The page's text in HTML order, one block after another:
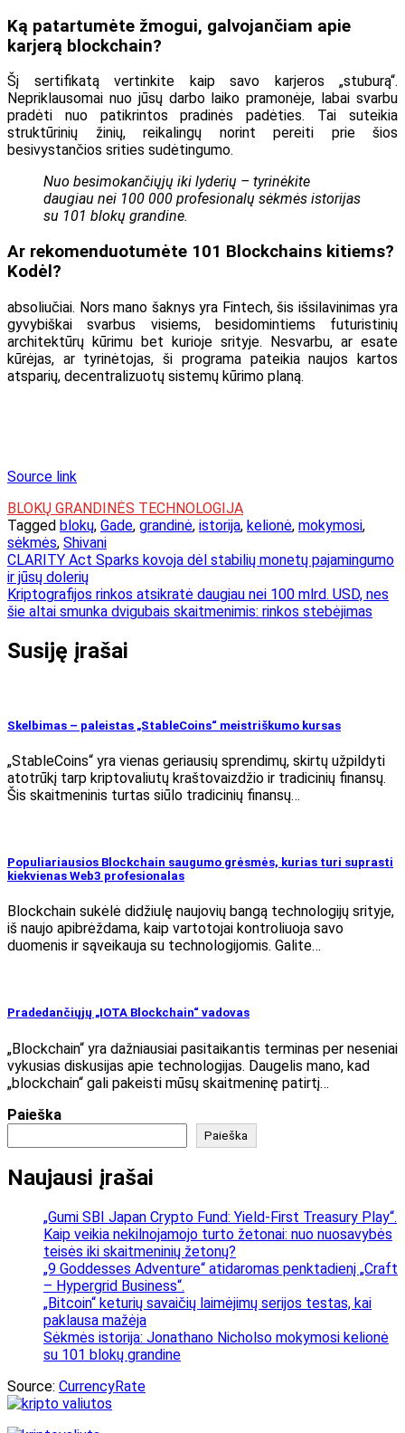
Ką patartumėte žmogui, galvojančiam apie
karjerą blockchain?
Šį sertifikatą vertinkite kaip savo karjeros „stuburą“.
Nepriklausomai nuo jūsų darbo laiko pramonėje, labai svarbu
pradėti nuo patikrintos pradinės padėties. Tai suteikia
struktūrinių žinių, reikalingų norint pereiti prie šios
besivystančios srities sudėtingumo.
Nuo besimokančiųjų iki lyderių – tyrinėkite
daugiau nei 100 000 profesionalų sėkmės istorijas
su 101 blokų grandine.
Ar rekomenduotumėte 101 Blockchains kitiems?
Kodėl?
absoliučiai. Nors mano šaknys yra Fintech, šis išsilavinimas yra
gyvybiškai svarbus visiems, besidomintiems futuristinių
architektūrų kūrimu bet kurioje srityje. Nesvarbu, ar esate
kūrėjas, ar tyrinėtojas, ši programa pateikia naujos kartos
atsparių, decentralizuotų sistemų kūrimo planą.
Source link
BLOKŲ GRANDINĖS TECHNOLOGIJA
Tagged blokų, Gade, grandinė, istorija, kelionė, mokymosi,
sėkmės, Shivani
Navigacija
tarp
įrašų
CLARITY Act Sparks kovoja dėl stabilių monetų pajamingumo
ir jūsų dolerių
Kriptografijos rinkos atsikratė daugiau nei 100 mlrd. USD, nes
šie altai smunka dvigubais skaitmenimis: rinkos stebėjimas
Susiję įrašai
Skelbimas – paleistas „StableCoins“ meistriškumo kursas
„StableCoins“ yra vienas geriausių sprendimų, skirtų užpildyti
atotrūkį tarp kriptovaliutų kraštovaizdžio ir tradicinių finansų.
Šis skaitmeninis turtas siūlo tradicinių finansų…
Populiariausios Blockchain saugumo grėsmės, kurias turi suprasti
kiekvienas Web3 profesionalas
Blockchain sukėlė didžiulę naujovių bangą technologijų srityje,
iš naujo apibrėždama, kaip vartotojai kontroliuoja savo
duomenis ir sąveikauja su technologijomis. Galite…
Pradedančiųjų „IOTA Blockchain“ vadovas
„Blockchain“ yra dažniausiai pasitaikantis terminas per neseniai
vykusias diskusijas apie technologijas. Daugelis mano, kad
„blockchain“ gali pakeisti mūsų skaitmeninę patirtį…
Paieška
Paieška
Naujausi įrašai
„Gumi SBI Japan Crypto Fund: Yield-First Treasury Play“.
Kaip veikia nekilnojamojo turto žetonai: nuo nuosavybės
teisės iki skaitmeninių žetonų?
„9 Goddesses Adventure“ atidaromas penktadienį „Craft
– Hypergrid Business“.
„Bitcoin“ keturių savaičių laimėjimų serijos testas, kai
paklausa mažėja
Sėkmės istorija: Jonathano Nicholso mokymosi kelionė
su 101 blokų grandine
Source: CurrencyRate